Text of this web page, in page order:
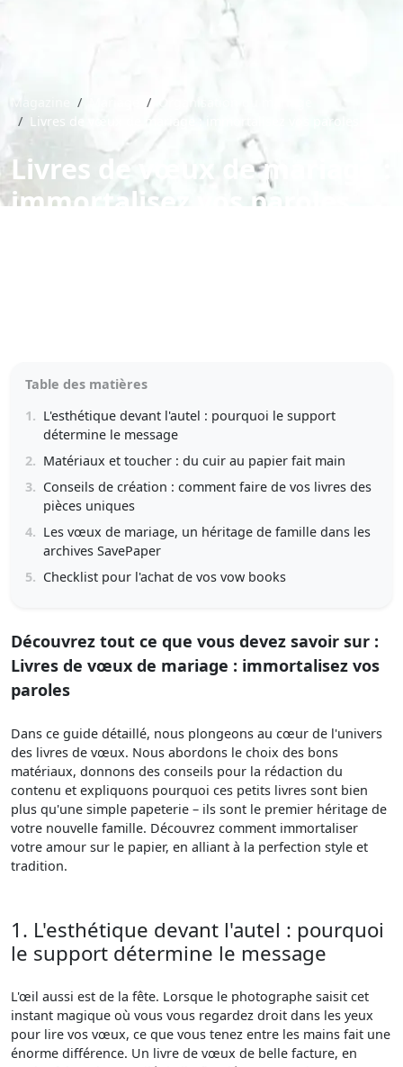
Livres de vœux de mariage : immortalisez vos paroles
Livres de vœux de mariage :
immortalisez vos paroles
Table des matières
1. L'esthétique devant l'autel : pourquoi le support
détermine le message
2. Matériaux et toucher : du cuir au papier fait main
3. Conseils de création : comment faire de vos livres des
pièces uniques
4. Les vœux de mariage, un héritage de famille dans les
archives SavePaper
5. Checklist pour l'achat de vos vow books
Découvrez tout ce que vous devez savoir sur :
Livres de vœux de mariage : immortalisez vos
paroles
Dans ce guide détaillé, nous plongeons au cœur de l'univers
des livres de vœux. Nous abordons le choix des bons
matériaux, donnons des conseils pour la rédaction du
contenu et expliquons pourquoi ces petits livres sont bien
plus qu'une simple papeterie – ils sont le premier héritage de
votre nouvelle famille. Découvrez comment immortaliser
votre amour sur le papier, en alliant à la perfection style et
tradition.
1. L'esthétique devant l'autel : pourquoi
le support détermine le message
L'œil aussi est de la fête. Lorsque le photographe saisit cet
instant magique où vous vous regardez droit dans les yeux
pour lire vos vœux, ce que vous tenez entre les mains fait une
énorme différence. Un livre de vœux de belle facture, en